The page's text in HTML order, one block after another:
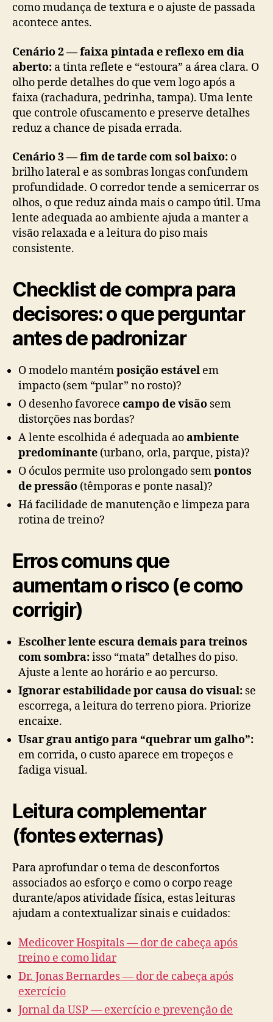
como mudança de textura e o ajuste de passada
acontece antes.
Cenário 2 — faixa pintada e reflexo em dia
aberto: a tinta reflete e “estoura” a área clara. O
olho perde detalhes do que vem logo após a
faixa (rachadura, pedrinha, tampa). Uma lente
que controle ofuscamento e preserve detalhes
reduz a chance de pisada errada.
Cenário 3 — fim de tarde com sol baixo: o
brilho lateral e as sombras longas confundem
profundidade. O corredor tende a semicerrar os
olhos, o que reduz ainda mais o campo útil. Uma
lente adequada ao ambiente ajuda a manter a
visão relaxada e a leitura do piso mais
consistente.
Checklist de compra para
decisores: o que perguntar
antes de padronizar
O modelo mantémposição estável em
impacto (sem “pular” no rosto)?
O desenho favorece campo de visão sem
distorções nas bordas?
A lente escolhida é adequada aoambiente
predominante (urbano, orla, parque, pista)?
O óculos permite uso prolongado sempontos
de pressão (têmporas e ponte nasal)?
Há facilidade de manutenção e limpeza para
rotina de treino?
Erros comuns que
aumentam o risco (e como
corrigir)
Escolher lente escura demais para treinos
com sombra:isso “mata” detalhes do piso.
Ajuste a lente ao horário e ao percurso.
Ignorar estabilidade por causa do visual: se
escorrega, a leitura do terreno piora. Priorize
encaixe.
Usar grau antigo para “quebrar um galho”:
em corrida, o custo aparece em tropeços e
fadiga visual.
Leitura complementar
(fontes externas)
Para aprofundar o tema de desconfortos
associados ao esforço e como o corpo reage
durante/apos atividade física, estas leituras
ajudam a contextualizar sinais e cuidados:
Medicover Hospitals — dor de cabeça após
treino e como lidar
Dr. Jonas Bernardes — dor de cabeça após
exercício
Jornal da USP — exercício e prevenção de